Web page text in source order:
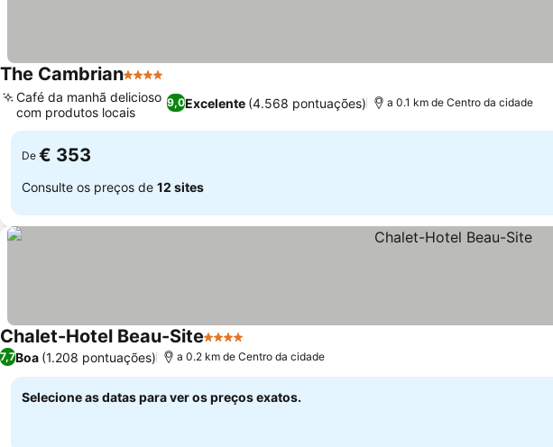
The Cambrian4 Estrelas
9,0Excelente (4.568 pontuações)
Café da manhã delicioso
com produtos locais
a 0.1 km de Centro da cidade
De € 353
Consulte os preços de 12 sites
Chalet-Hotel Beau-Site4 Estrelas
7,7Boa (1.208 pontuações) a 0.2 km de Centro da cidade
Selecione as datas para ver os preços exatos.